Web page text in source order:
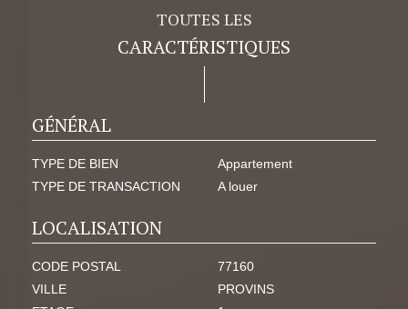
TOUTES LES
CARACTÉRISTIQUES
GÉNÉRAL
TYPE DE BIEN
Appartement
TYPE DE TRANSACTION
A louer
LOCALISATION
CODE POSTAL
77160
VILLE
PROVINS